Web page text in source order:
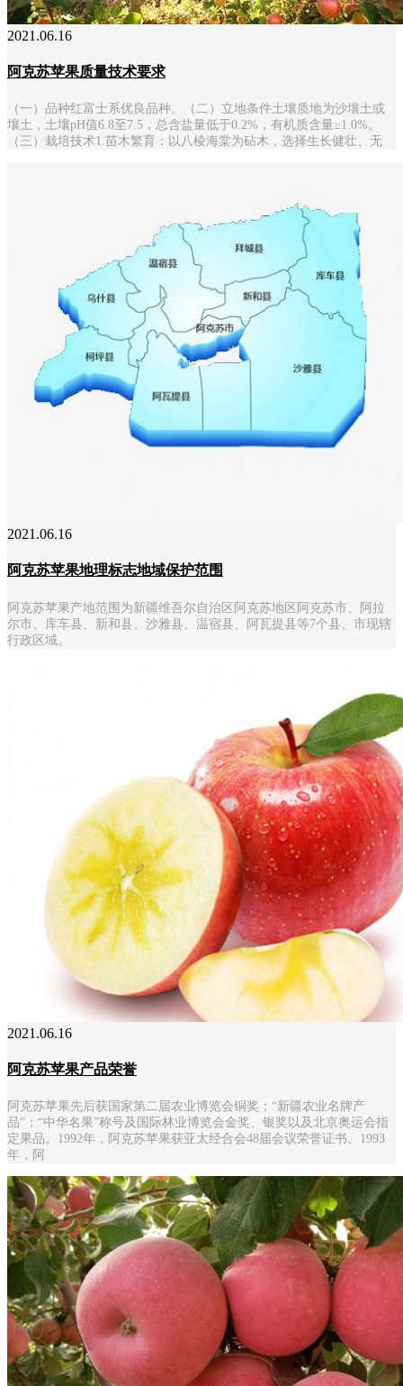
2021.06.16
阿克苏苹果质量技术要求
（一）品种红富士系优良品种。（二）立地条件土壤质地为沙壤土或
壤土，土壤pH值6.8至7.5，总含盐量低于0.2%，有机质含量≥1.0%。
（三）栽培技术1.苗木繁育：以八棱海棠为砧木，选择生长健壮、无
2021.06.16
阿克苏苹果地理标志地域保护范围
阿克苏苹果产地范围为新疆维吾尔自治区阿克苏地区阿克苏市、阿拉
尔市、库车县、新和县、沙雅县、温宿县、阿瓦提县等7个县、市现辖
行政区域。
2021.06.16
阿克苏苹果产品荣誉
阿克苏苹果先后获国家第二届农业博览会铜奖；“新疆农业名牌产
品”；“中华名果”称号及国际林业博览会金奖、银奖以及北京奥运会指
定果品。1992年，阿克苏苹果获亚太经合会48届会议荣誉证书。1993
年，阿